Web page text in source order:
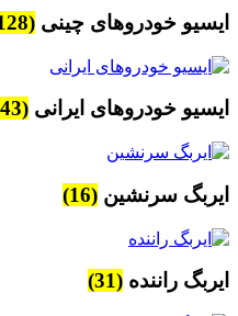
ایسیو خودروهای چینی (128)
ایسیو خودروهای ایرانی (43)
ایربگ سرنشین (16)
ایربگ راننده (31)